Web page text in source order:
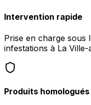
Intervention rapide
Prise en charge sous
infestations à La
Produits homologués